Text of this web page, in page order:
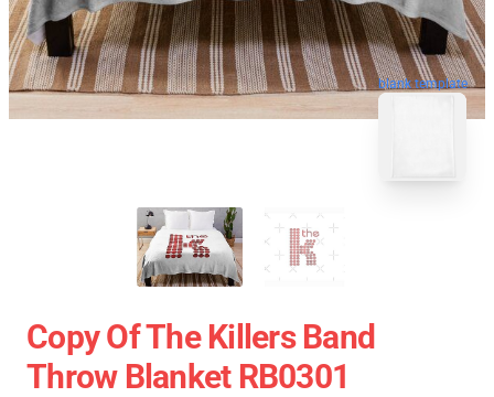
blank template
Copy Of The Killers Band
Throw Blanket RB0301